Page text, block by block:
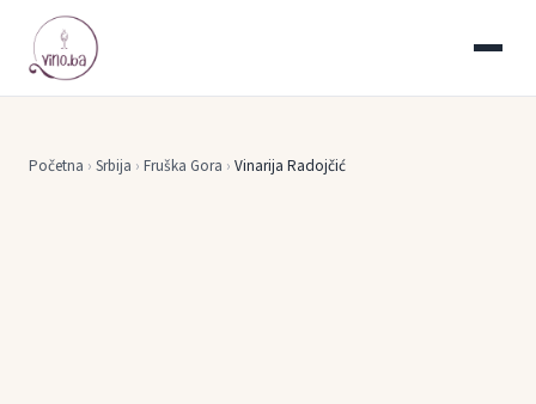
Početna › Srbija › Fruška Gora › Vinarija Radojčić